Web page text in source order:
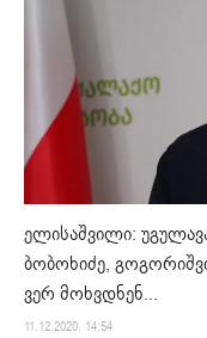
ელისაშვილი:
ბობოხიძე,
ვერ მოხვდნენ...
11.12.2020. 14:54